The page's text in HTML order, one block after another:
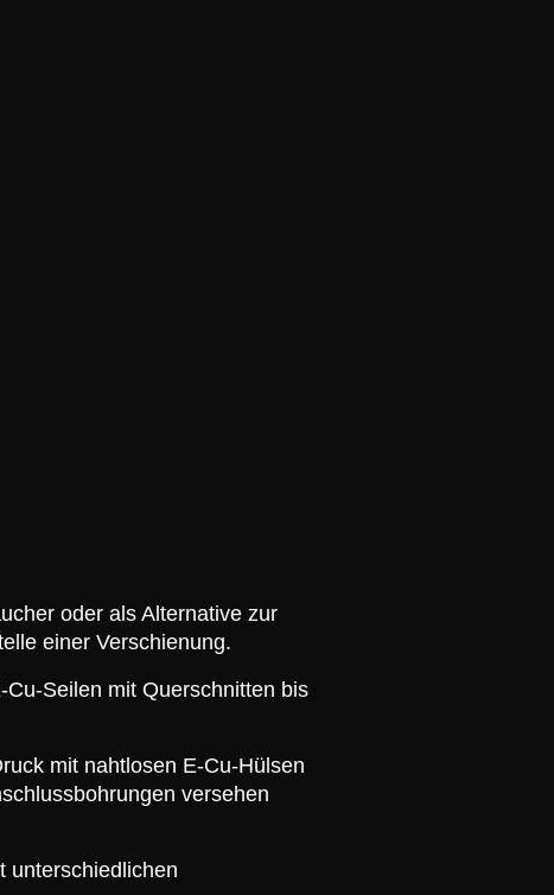
oder als Alternative zur
einer Verschienung.
Seilen mit Querschnitten bis
mit nahtlosen E-Cu-Hülsen
versehen
unterschiedlichen